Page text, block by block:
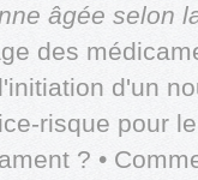
âgée selon
des
d'un
risque pour
? •